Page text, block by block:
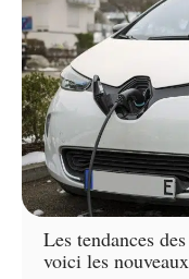
Les tendances
voici les